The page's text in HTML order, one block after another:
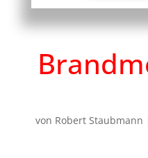
von Robert Staubmann